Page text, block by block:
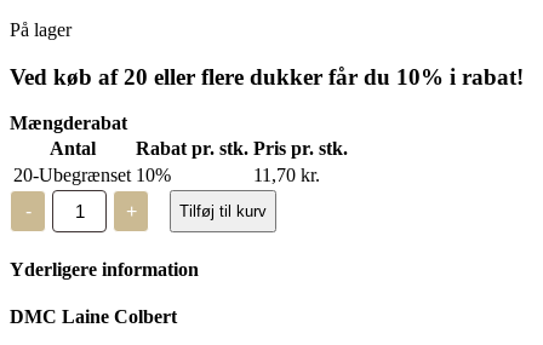
På lager
Ved køb af 20 eller flere dukker får du 10% i rabat!
Mængderabat
Antal
Rabat pr. stk. Pris pr. stk.
20-Ubegrænset 10% 11,70 kr.
-
DMC
Laine
Colbert
uldgarn
7467
+ Tilføj til kurv
Yderligere information
DMC Laine Colbert